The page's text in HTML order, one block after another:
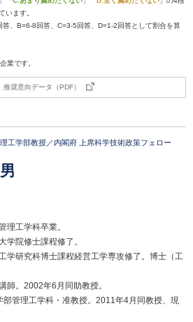
います。
、B=6-8回答、C=3-5回答、D=1-2回答として割合を算
業です。
推奨意向データ（PDF）
工学部教授／内閣府 上席科学技術政策フェロー
理工学科卒業。
学院修士課程修了。
学研究科博士課程経営工学専攻修了。博士（工
師。2002年6月同助教授。
管理工学科・准教授。2011年4月同教授、現